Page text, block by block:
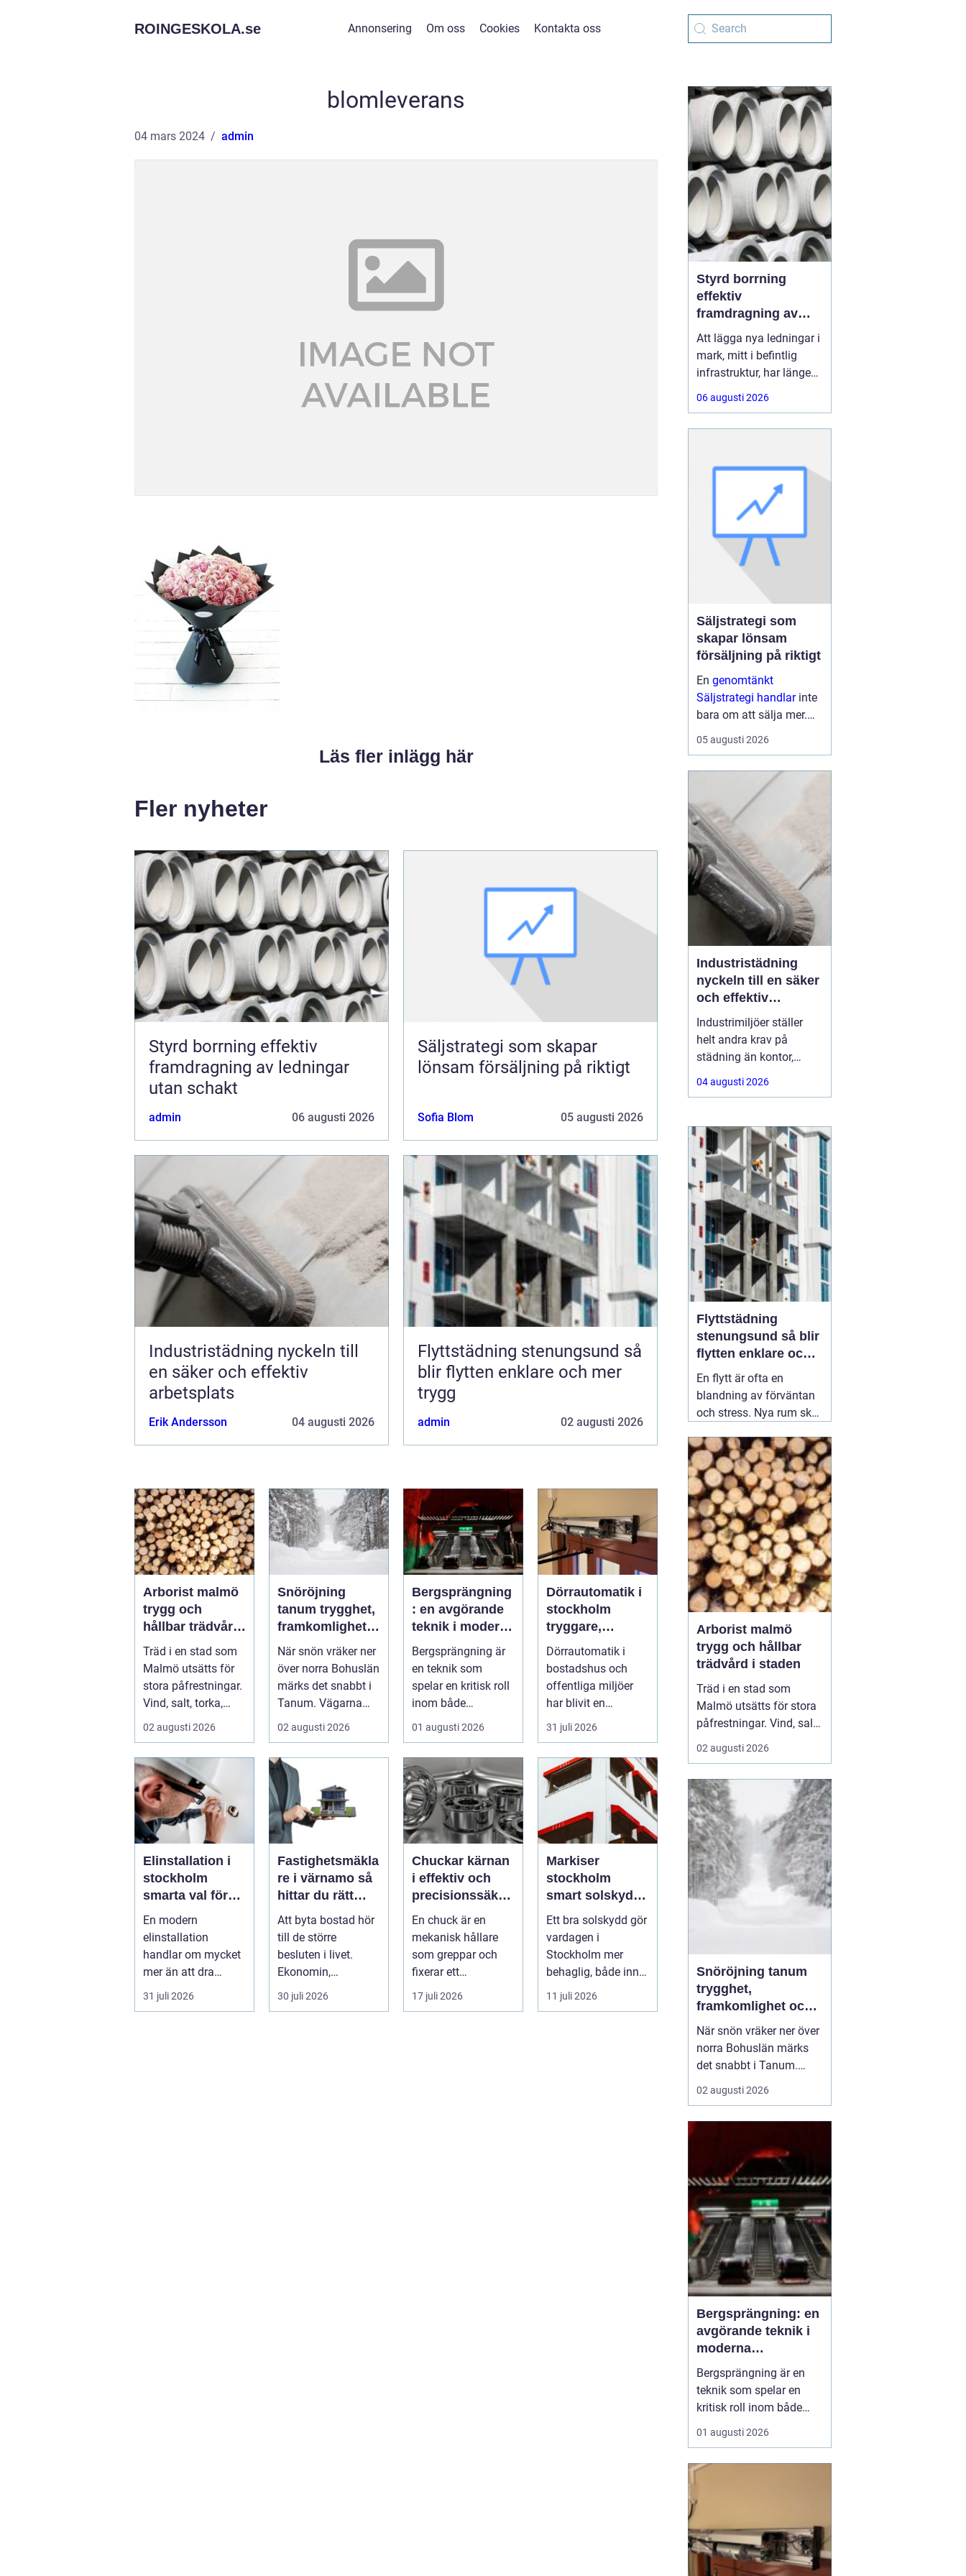
ROINGESKOLA.se Annonsering Om oss Cookies Kontakta oss
blomleverans
04 mars 2024 admin
Läs fler inlägg här
Fler nyheter
Styrd borrning effektiv
framdragning av ledningar
utan schakt
admin 06 augusti 2026
Säljstrategi som skapar
lönsam försäljning på riktigt
Sofia Blom 05 augusti 2026
Industristädning nyckeln till
en säker och effektiv
arbetsplats
Erik Andersson 04 augusti 2026
Flyttstädning stenungsund så
blir flytten enklare och mer
trygg
admin 02 augusti 2026
Arborist malmö
trygg och
hållbar trädvård
i staden
Träd i en stad som
Malmö utsätts för
stora påfrestningar.
Vind, salt, torka,
markarbeten och
byggpro...
02 augusti 2026
Snöröjning
tanum trygghet,
framkomlighet
och mindre
stress i vintern
När snön vräker ner
över norra Bohuslän
märks det snabbt i
Tanum. Vägarna
blir smalare,
parkeringar ...
02 augusti 2026
Bergsprängning
: en avgörande
teknik i moderna
byggprojekt
Bergsprängning är
en teknik som
spelar en kritisk roll
inom både
byggnads- och
infra...
01 augusti 2026
Dörrautomatik i
stockholm
tryggare,
smidigare och
mer tillgängliga
entréer
Dörrautomatik i
bostadshus och
offentliga miljöer
har blivit en
självklar del av en
modern fastighet...
31 juli 2026
Elinstallation i
stockholm
smarta val för
säkra och
energieffektiva
fastigheter
En modern
elinstallation
handlar om mycket
mer än att dra
kablar och sätta
upp uttag. I
31 juli 2026
Fastighetsmäkla
re i värnamo så
hittar du rätt
partner för din
bostadsaffär
Att byta bostad hör
till de större
besluten i livet.
Ekonomin,
känslorna och
vardagen vävs ihop
30 juli 2026
Chuckar kärnan
i effektiv och
precisionssäker
uppspänning
En chuck är en
mekanisk hållare
som greppar och
fixerar ett
arbetsstycke eller
ett verktyg, oftast i...
17 juli 2026
Markiser
stockholm
smart solskydd
för stadsliv och
uteplatser
Ett bra solskydd gör
vardagen i
Stockholm mer
behaglig, både inne
och ute. Somrarna
kan vara varma, ...
11 juli 2026
Styrd borrning
effektiv
framdragning av
ledningar utan
schakt
Att lägga nya ledningar i
mark, mitt i befintlig
infrastruktur, har länge
varit förknippat med
stora schakter,
06 augusti 2026
Säljstrategi som
skapar lönsam
försäljning på riktigt
En genomtänkt
Säljstrategi handlarinte
bara om att sälja mer.
Den handlar om att sälja
rätt saker, till rätt kunder,
lönsamhet och
långsiktiga relationer
som mål. När företag ...
05 augusti 2026
Industristädning
nyckeln till en säker
och effektiv
arbetsplats
Industrimiljöer ställer
helt andra krav på
städning än kontor,
butiker eller hem. Tunga
maskiner,
kemikalier, damm och
spill gör att renhållning
blir en fråga om både
säkerhet, kvalitet och
ekonomi. Genomtänkt
och professionell
04 augusti 2026
Flyttstädning
stenungsund så blir
flytten enklare och
mer trygg
En flytt är ofta en
blandning av förväntan
och stress. Nya rum ska
ändras, avtal sägas upp
och tecknas. Mitt i allt
detta dyker en fråga upp:
vem ska ta hand om
städningen av den
gamla bostaden?
Många som söker02
augusti 2026
Arborist malmö
trygg och hållbar
trädvård i staden
Träd i en stad som
Malmö utsätts för stora
påfrestningar. Vind, salt,
torka, markarbeten och
byggprojekt gör att
omsorg än i en
skogsmiljö.
En Arborist
Malmö arb...
02 augusti 2026
Snöröjning tanum
trygghet,
framkomlighet och
mindre stress i
vintern
När snön vräker ner över
norra Bohuslän märks
det snabbt i Tanum.
Vägarna blir smalare,
parkeringar fylls igen
privatpersoner,
bostadsrättsföreningar
och företag kan snön bli
en säkerhetsrisk och en
...
02 augusti 2026
Bergsprängning: en
avgörande teknik i
moderna
byggprojekt
Bergsprängning är en
teknik som spelar en
kritisk roll inom både
byggnads- och
infrastrukturutveckling.
ned, vilket möjliggör
byggnation där natu...
01 augusti 2026